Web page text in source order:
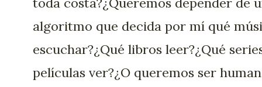
algoritmo que decida por mí qué
escuchar?¿Qué libros leer?¿Qué
películas ver?¿O queremos ser